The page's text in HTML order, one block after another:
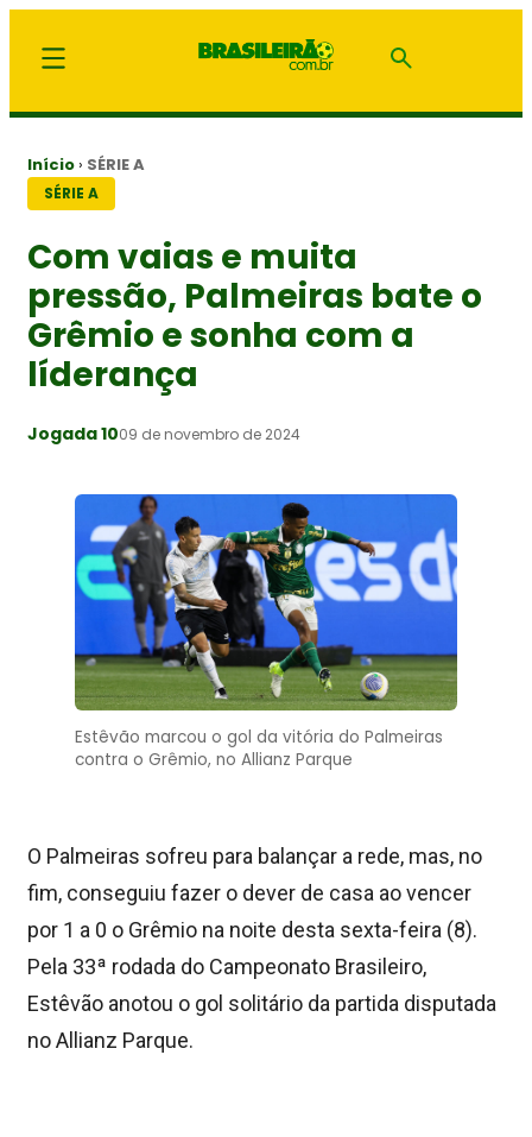
Início › SÉRIE A
SÉRIE A
Com vaias e muita
pressão, Palmeiras bate o
Grêmio e sonha com a
líderança
Jogada 1009 de novembro de 2024
Estêvão marcou o gol da vitória do Palmeiras
contra o Grêmio, no Allianz Parque
O Palmeiras sofreu para balançar a rede, mas, no
fim, conseguiu fazer o dever de casa ao vencer
por 1 a 0 o Grêmio na noite desta sexta-feira (8).
Pela 33ª rodada do Campeonato Brasileiro,
Estêvão anotou o gol solitário da partida disputada
no Allianz Parque.